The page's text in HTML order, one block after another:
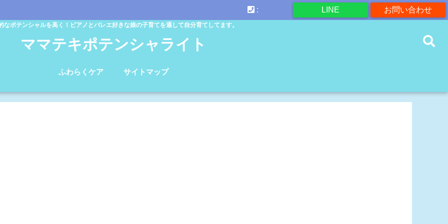
お問い合わせ
LINE
:
なポテンシャルを高く！ピアノとバレエ好きな娘の子育てを通して自分育てしてます。
ママテキポテンシャライト
ふわらくケア サイトマップ